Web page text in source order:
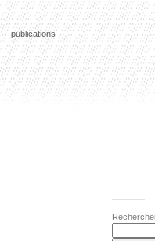
publications